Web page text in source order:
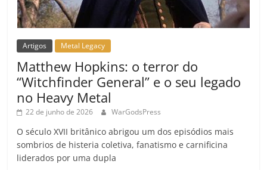
Artigos Metal Legacy
Matthew Hopkins: o terror do
“Witchfinder General” e o seu legado
no Heavy Metal
22 de junho de 2026 WarGodsPress
O século XVII britânico abrigou um dos episódios mais
sombrios de histeria coletiva, fanatismo e carnificina
liderados por uma dupla